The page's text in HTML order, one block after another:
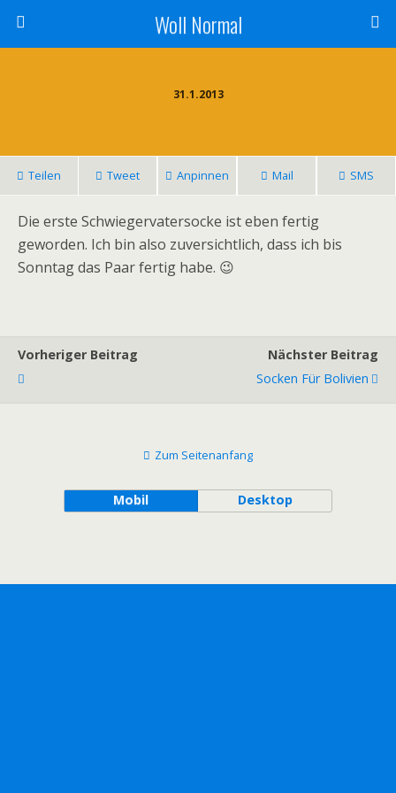
Woll Normal
31.1.2013
Teilen Tweet Anpinnen Mail SMS
Die erste Schwiegervatersocke ist eben fertig
geworden. Ich bin also zuversichtlich, dass ich bis
Sonntag das Paar fertig habe. 😉
Vorheriger Beitrag
Nächster Beitrag
Socken Für Bolivien
Zum Seitenanfang
Mobil Desktop